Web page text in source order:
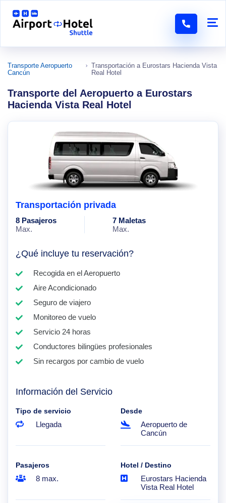
Transporte Aeropuerto
Cancún
Transportación a Eurostars Hacienda Vista
Real Hotel
Transporte del Aeropuerto a Eurostars
Hacienda Vista Real Hotel
Transportación privada
8 Pasajeros
Max.
7 Maletas
Max.
¿Qué incluye tu reservación?
Recogida en el Aeropuerto
Aire Acondicionado
Seguro de viajero
Monitoreo de vuelo
Servicio 24 horas
Conductores bilingües profesionales
Sin recargos por cambio de vuelo
Información del Servicio
Tipo de servicio
Llegada
Desde
Aeropuerto de
Cancún
Pasajeros
8 max.
Hotel / Destino
Eurostars Hacienda
Vista Real Hotel